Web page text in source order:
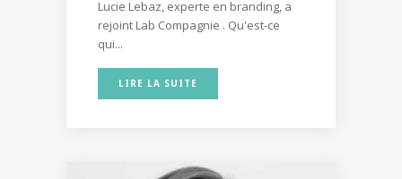
Lucie Lebaz, experte en branding, a
rejoint Lab Compagnie . Qu'est-ce
qui...
LIRE LA SUITE